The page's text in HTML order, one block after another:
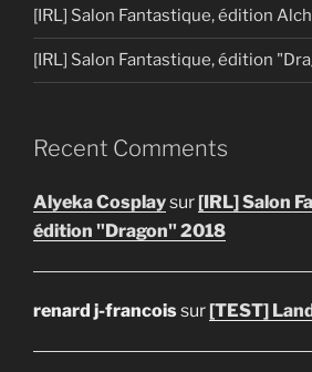
[IRL] Salon Fantastique, édition
[IRL] Salon Fantastique, édition
Recent Comments
Alyeka Cosplaysur [IRL] Salon
édition "Dragon" 2018
renard j-francoissur [TEST]